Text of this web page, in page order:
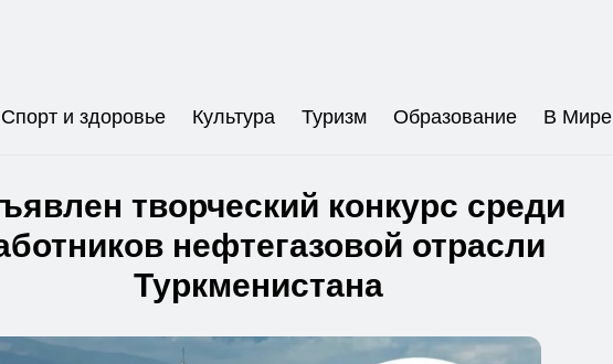
Спорт и здоровье Культура Туризм Образование В Мире
творческий конкурс среди
нефтегазовой отрасли
Туркменистана